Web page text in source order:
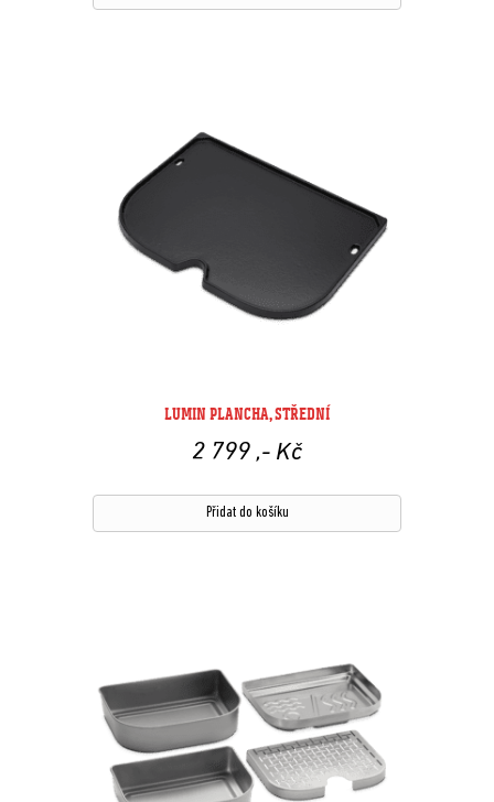
LUMIN PLANCHA, STŘEDNÍ
2 799 ,- Kč
Přidat do košíku